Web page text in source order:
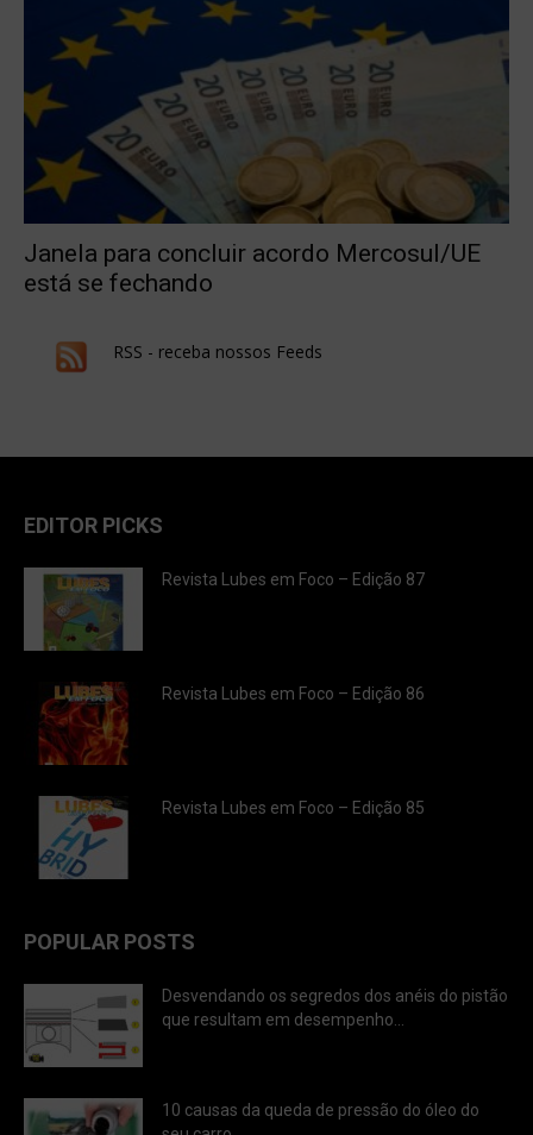
Janela para concluir acordo Mercosul/UE
está se fechando
RSS - receba nossos Feeds
EDITOR PICKS
Revista Lubes em Foco – Edição 87
Revista Lubes em Foco – Edição 86
Revista Lubes em Foco – Edição 85
POPULAR POSTS
Desvendando os segredos dos anéis do pistão
que resultam em desempenho...
10 causas da queda de pressão do óleo do